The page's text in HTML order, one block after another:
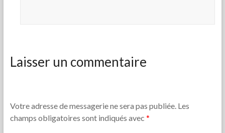
Laisser un commentaire
Votre adresse de messagerie ne sera pas publiée. Les
champs obligatoires sont indiqués avec *